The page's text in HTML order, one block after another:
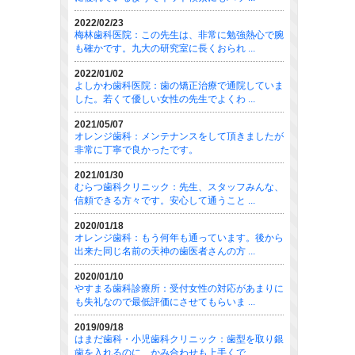
2022/02/23
梅林歯科医院：この先生は、非常に勉強熱心で腕
も確かです。九大の研究室に長くおられ ...
2022/01/02
よしかわ歯科医院：歯の矯正治療で通院していま
した。若くて優しい女性の先生でよくわ ...
2021/05/07
オレンジ歯科：メンテナンスをして頂きましたが
非常に丁寧で良かったです。
2021/01/30
むらつ歯科クリニック：先生、スタッフみんな、
信頼できる方々です。安心して通うこと ...
2020/01/18
オレンジ歯科：もう何年も通っています。後から
出来た同じ名前の天神の歯医者さんの方 ...
2020/01/10
やすまる歯科診療所：受付女性の対応があまりに
も失礼なので最低評価にさせてもらいま ...
2019/09/18
はまだ歯科・小児歯科クリニック：歯型を取り銀